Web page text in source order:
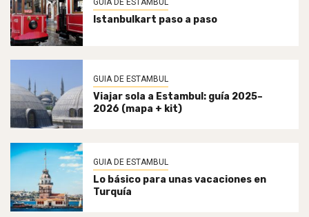
GUIA DE ESTAMBUL
Istanbulkart paso a paso
GUIA DE ESTAMBUL
Viajar sola a Estambul: guía 2025–
2026 (mapa + kit)
GUIA DE ESTAMBUL
Lo básico para unas vacaciones en
Turquía